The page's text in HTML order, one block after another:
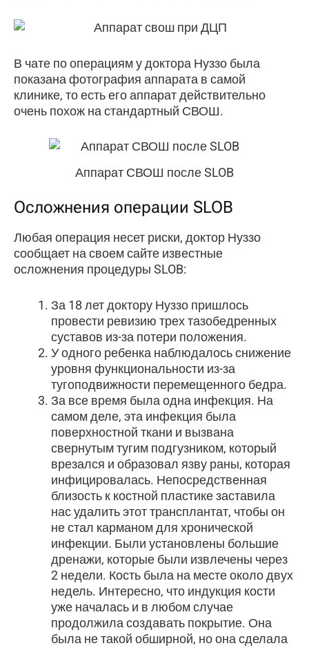
В чате по операциям у доктора Нуззо была
показана фотография аппарата в самой
клинике, то есть его аппарат действительно
очень похож на стандартный СВОШ.
Аппарат СВОШ после SLOB
Осложнения операции SLOB
Любая операция несет риски, доктор Нуззо
сообщает на своем сайте известные
осложнения процедуры SLOB:
За 18 лет доктору Нуззо пришлось
провести ревизию трех тазобедренных
суставов из-за потери положения.
У одного ребенка наблюдалось снижение
уровня функциональности из-за
тугоподвижности перемещенного бедра.
За все время была одна инфекция. На
самом деле, эта инфекция была
поверхностной ткани и вызвана
свернутым тугим подгузником, который
врезался и образовал язву раны, которая
инфицировалась. Непосредственная
близость к костной пластике заставила
нас удалить этот трансплантат, чтобы он
не стал карманом для хронической
инфекции. Были установлены большие
дренажи, которые были извлечены через
2 недели. Кость была на месте около двух
недель. Интересно, что индукция кости
уже началась и в любом случае
продолжила создавать покрытие. Она
была не такой обширной, но она сделала